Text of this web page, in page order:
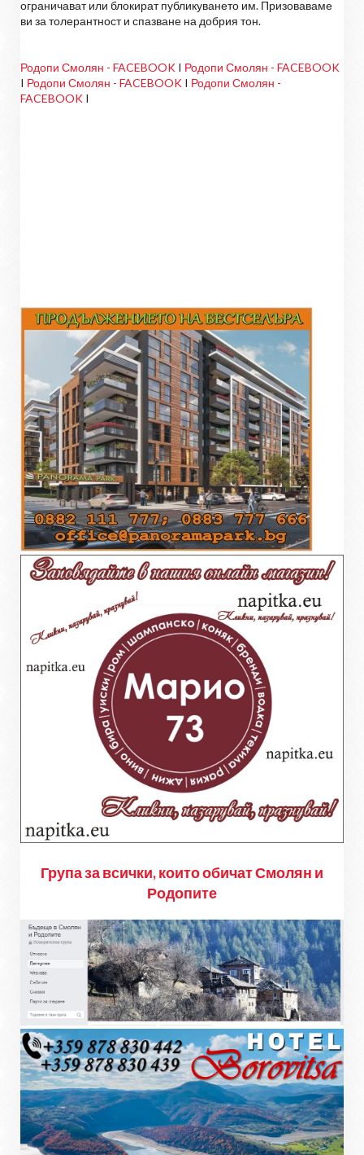
ограничават или блокират публикуването им. Призоваваме
ви за толерантност и спазване на добрия тон.
Родопи Смолян - FACEBOOK I Родопи Смолян - FACEBOOK
I Родопи Смолян - FACEBOOK I Родопи Смолян -
FACEBOOK I
Група за всички, които обичат Смолян и
Родопите